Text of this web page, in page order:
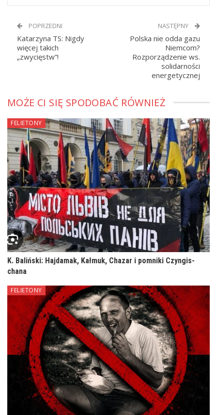
POPRZEDNI
Katarzyna TS: Nigdy
więcej takich
„zwycięstw”!
NASTĘPNY
Polska nie odda gazu
Niemcom?
Rozporządzenie ws.
solidarności
energetycznej
MOŻE CI SIĘ SPODOBAĆ RÓWNIEŻ
FELIETONY
K. Baliński: Hajdamak, Kałmuk, Chazar i pomniki Czyngis-
chana
FELIETONY